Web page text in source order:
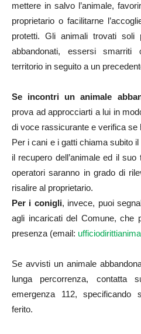
mettere in salvo l’animale,
proprietario o facilitarne
protetti. Gli animali trovati soli
abbandonati, essersi
territorio in seguito a un
Se incontri un animale
prova ad approcciarti a lui in
di voce rassicurante e verifica se
Per i cani e i gatti chiama subito
il recupero dell’animale ed il
operatori saranno in grado di
risalire al proprietario.
Per i conigli, invece, puoi
agli incaricati del Comune, che
presenza (email:
Se avvisti un animale
lunga percorrenza, contatta
emergenza 112, specificando
ferito.